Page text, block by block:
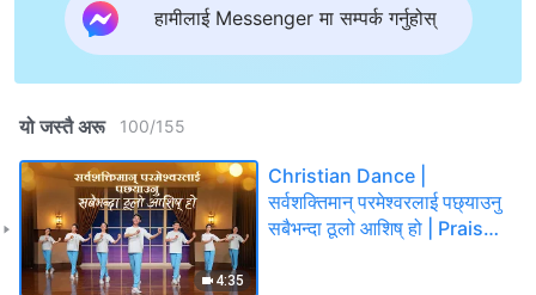
हामीलाई Messenger मा सम्पर्क गर्नुहोस्
यो जस्तै अरू 100/155
4:35
Christian Dance |
सर्वशक्तिमान् परमेश्‍वरलाई पछ्याउनु
सबैभन्दा ठूलो आशिष् हो | Praise